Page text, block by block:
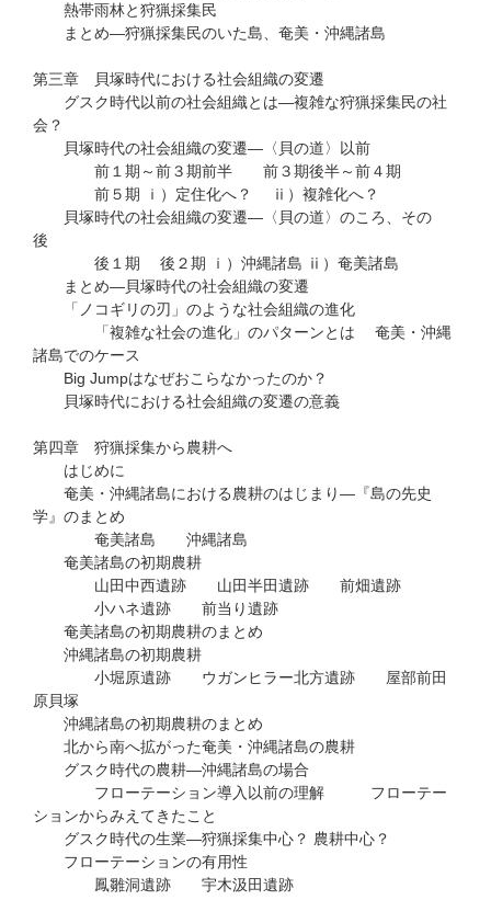
熱帯雨林と狩猟採集民
まとめ―狩猟採集民のいた島、奄美・沖縄諸島
第三章 貝塚時代における社会組織の変遷
グスク時代以前の社会組織とは―複雑な狩猟採集民の社
会？
貝塚時代の社会組織の変遷―〈貝の道〉以前
前１期～前３期前半 前３期後半～前４期
前５期 ｉ）定住化へ？ ⅱ）複雑化へ？
貝塚時代の社会組織の変遷―〈貝の道〉のころ、その
後
後１期 後２期 ｉ）沖縄諸島 ⅱ）奄美諸島
まとめ―貝塚時代の社会組織の変遷
「ノコギリの刃」のような社会組織の進化
「複雑な社会の進化」のパターンとは 奄美・沖縄
諸島でのケース
Big Jumpはなぜおこらなかったのか？
貝塚時代における社会組織の変遷の意義
第四章 狩猟採集から農耕へ
はじめに
奄美・沖縄諸島における農耕のはじまり―『島の先史
学』のまとめ
奄美諸島 沖縄諸島
奄美諸島の初期農耕
山田中西遺跡 山田半田遺跡 前畑遺跡
小ハネ遺跡 前当り遺跡
奄美諸島の初期農耕のまとめ
沖縄諸島の初期農耕
小堀原遺跡 ウガンヒラー北方遺跡 屋部前田
原貝塚
沖縄諸島の初期農耕のまとめ
北から南へ拡がった奄美・沖縄諸島の農耕
グスク時代の農耕―沖縄諸島の場合
フローテーション導入以前の理解 フローテー
ションからみえてきたこと
グスク時代の生業―狩猟採集中心？ 農耕中心？
フローテーションの有用性
鳳雛洞遺跡 宇木汲田遺跡